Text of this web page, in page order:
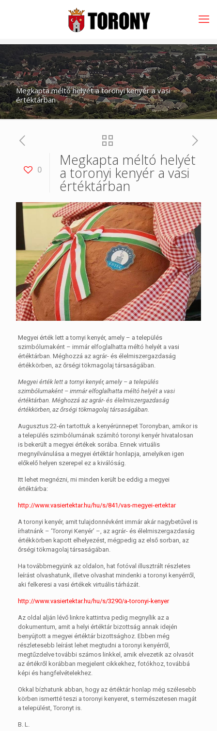
Megkapta méltó helyét a toronyi kenyér a vasi
értéktárban
0
Megkapta méltó helyét
a toronyi kenyér a vasi
értéktárban
Megyei érték lett a tornyi kenyér, amely – a település
szimbólumaként – immár elfoglalhatta méltó helyét a vasi
értéktárban. Méghozzá az agrár- és élelmiszergazdaság
értékkörben, az őrségi tökmagolaj társaságában.
Megyei érték lett a tornyi kenyér, amely – a település
szimbólumaként – immár elfoglalhatta méltó helyét a vasi
értéktárban. Méghozzá az agrár- és élelmiszergazdaság
értékkörben, az őrségi tökmagolaj társaságában.
Augusztus 22-én tartottuk a kenyérünnepet Toronyban, amikor is
a település szimbólumának számító toronyi kenyér hivatalosan
is bekerült a megyei értékek sorába. Ennek virtuális
megnyilvánulása a megyei értéktár honlapja, amelyiken igen
előkelő helyen szerepel ez a kiválóság.
Itt lehet megnézni, mi minden került be eddig a megyei
értéktárba:
http://www.vasiertektar.hu/hu/s/841/vas-megyei-ertektar
A toronyi kenyér, amit tulajdonnévként immár akár nagybetűvel is
írhatnánk – ‘Toronyi Kenyér’ –, az agrár- és élelmiszergazdaság
értékkörben kapott elhelyezést, mégpedig az első sorban, az
őrségi tökmagolaj társaságában.
Ha továbbmegyünk az oldalon, hat fotóval illusztrált részletes
leírást olvashatunk, illetve olvashat mindenki a toronyi kenyérről,
aki felkeresi a vasi értékek virtuális tárházát.
http://www.vasiertektar.hu/hu/s/3290/a-toronyi-kenyer
Az oldal alján lévő linkre kattintva pedig megnyílik az a
dokumentum, amit a helyi értéktár bizottság annak idején
benyújtott a megyei értéktár bizottsághoz. Ebben még
részletesebb leírást lehet megtudni a toronyi kenyérről,
megtűzdelve további számos linkkel, amik elvezetik az olvasót
az értékről korábban megjelent cikkekhez, fotókhoz, továbbá
képi és hangfelvételekhez.
Okkal bízhatunk abban, hogy az értéktár honlap még szélesebb
körben ismertté teszi a toronyi kenyeret, s természetesen magát
a települést, Toronyt is.
B. L.